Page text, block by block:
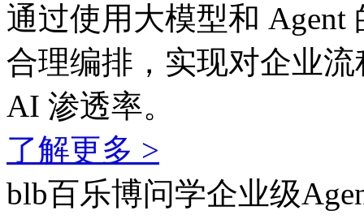
通过使用大模型和 Agent
合理编排，实现对企业
AI 渗透率。
了解更多 >
blb百乐博问学企业级